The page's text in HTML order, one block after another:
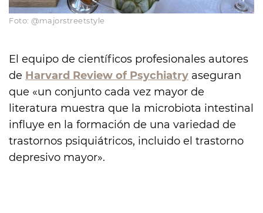
Foto: @majorstreetstyle
El equipo de científicos profesionales autores
de Harvard Review of Psychiatry aseguran
que «un conjunto cada vez mayor de
literatura muestra que la microbiota intestinal
influye en la formación de una variedad de
trastornos psiquiátricos, incluido el trastorno
depresivo mayor».